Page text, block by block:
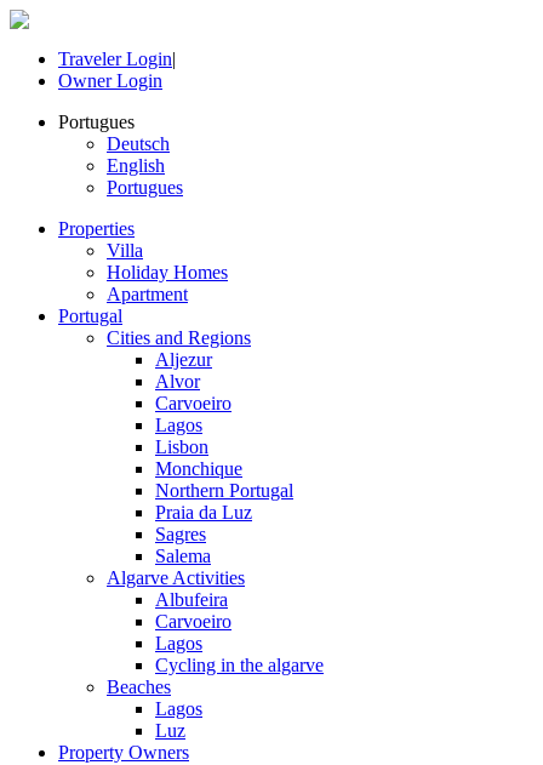
Traveler Login|
Owner Login
Portugues
Deutsch
English
Portugues
Properties
Villa
Holiday Homes
Apartment
Portugal
Cities and Regions
Aljezur
Alvor
Carvoeiro
Lagos
Lisbon
Monchique
Northern Portugal
Praia da Luz
Sagres
Salema
Algarve Activities
Albufeira
Carvoeiro
Lagos
Cycling in the algarve
Beaches
Lagos
Luz
Property Owners